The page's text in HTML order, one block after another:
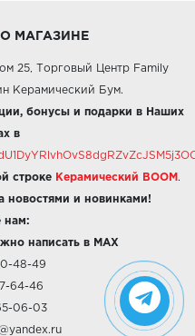
МАГАЗИНЕ
25, Торговый Центр Family
Керамический Бум.
бонусы и подарки в Наших
в
строке Керамический BOOM .
новостями и новинками!
нам:
написать в MAX
48-49
64-46
06-03